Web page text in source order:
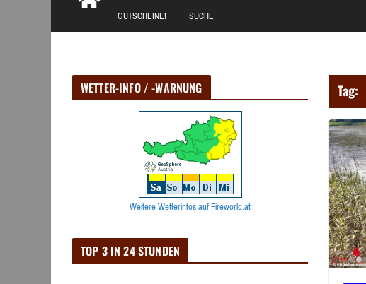
GUTSCHEINE! SUCHE
Tag:
WETTER-INFO / -WARNUNG
Weitere Wetterinfos auf Fireworld.at
TOP 3 IN 24 STUNDEN